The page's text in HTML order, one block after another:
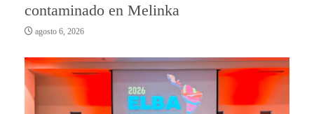
contaminado en Melinka
agosto 6, 2026